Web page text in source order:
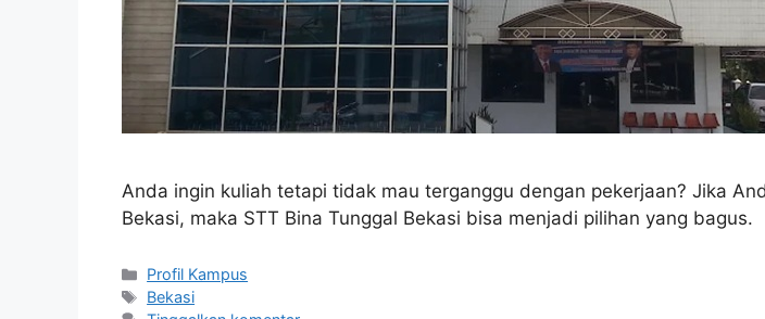
Anda ingin kuliah tetapi tidak mau terganggu dengan pekerjaan? Jika
Bekasi, maka STT Bina Tunggal Bekasi bisa menjadi pilihan yang bagus.
Kategori
Profil Kampus
Tag
Bekasi